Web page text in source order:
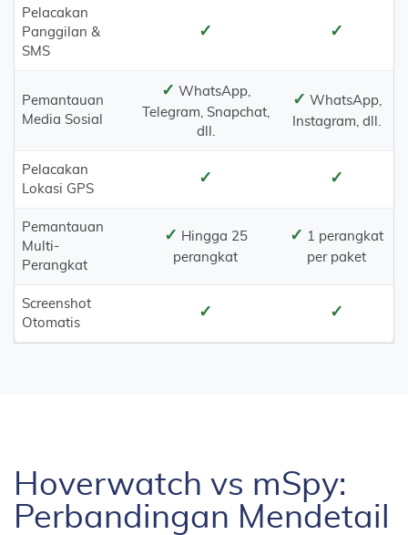
Pelacakan
Panggilan &
SMS
✓ ✓
Pemantauan
Media Sosial
✓ WhatsApp,
Telegram, Snapchat,
dll.
✓ WhatsApp,
Instagram, dll.
Pelacakan
Lokasi GPS
✓ ✓
Pemantauan
Multi-
Perangkat
✓ Hingga 25
perangkat
✓ 1 perangkat
per paket
Screenshot
Otomatis
✓ ✓
Hoverwatch vs mSpy:
Perbandingan Mendetail